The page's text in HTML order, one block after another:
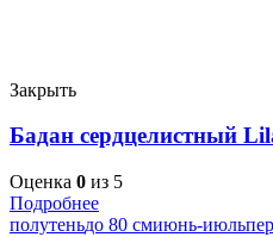
Закрыть
Бадан сердцелистный
Оценка 0 из 5
Подробнее
полутеньдо 80 смиюнь-июль